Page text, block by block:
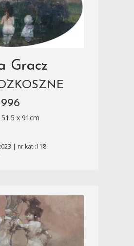
Gracz
x 91cm
| nr kat.:118